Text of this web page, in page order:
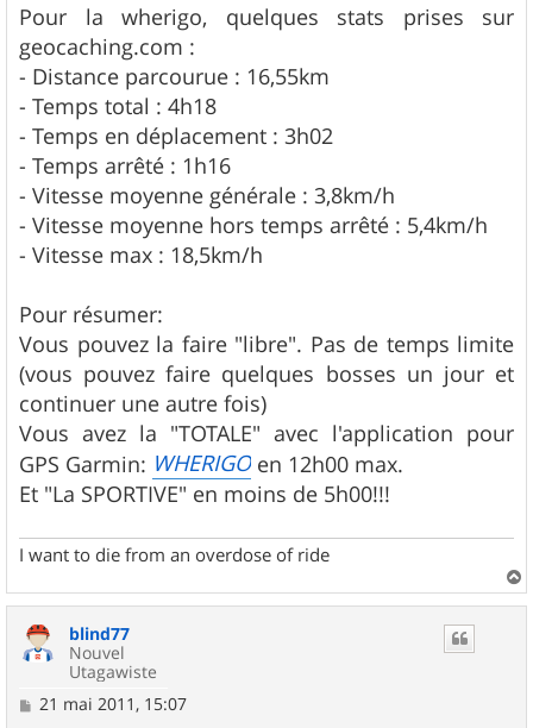
s
s
a
g
e
Pour la wherigo, quelques stats prises sur
geocaching.com :
- Distance parcourue : 16,55km
- Temps total : 4h18
- Temps en déplacement : 3h02
- Temps arrêté : 1h16
- Vitesse moyenne générale : 3,8km/h
- Vitesse moyenne hors temps arrêté : 5,4km/h
- Vitesse max : 18,5km/h
Pour résumer:
Vous pouvez la faire "libre". Pas de temps limite
(vous pouvez faire quelques bosses un jour et
continuer une autre fois)
Vous avez la "TOTALE" avec l'application pour
GPS Garmin: WHERIGO en 12h00 max.
Et "La SPORTIVE" en moins de 5h00!!!
I want to die from an overdose of ride
a
blind77
Nouvel
Utagawiste
M
21 mai 2011, 15:07